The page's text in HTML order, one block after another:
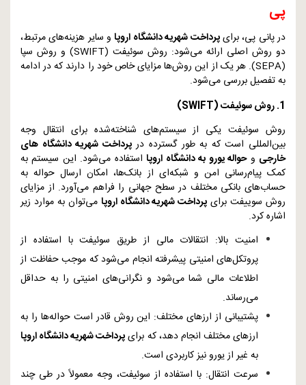
پی
در پانی پی، برایپرداخت شهریه دانشگاه اروپاو سایر هزینه‌های مرتبط،
دو روش اصلی ارائه می‌شود: روش سوئیفت (SWIFT) و روش سپا
(
SEPA). هر یک از این روش‌ها مزایای خاص خود را دارند که در ادامه
به تفصیل بررسی می‌شود.
1. روش سوئیفت (
SWIFT
)
روش سوئیفت یکی از سیستم‌های شناخته‌شده برای انتقال وجه
بین‌المللی است که به طور گسترده درپرداخت شهریه دانشگاه‌ های
خارجی وحواله یورو به دانشگاه اروپااستفاده می‌شود. این سیستم به
کمک پیام‌رسانی امن و شبکه‌ای از بانک‌ها، امکان ارسال حواله به
حساب‌های بانکی مختلف در سطح جهانی را فراهم می‌آورد. از مزایای
روش سوییفت برای پرداخت شهریه دانشگاه اروپا می‌توان به موارد زیر
اشاره کرد.
امنیت بالا: انتقالات مالی از طریق سوئیفت با استفاده از
پروتکل‌های امنیتی پیشرفته انجام می‌شود که موجب حفاظت از
اطلاعات مالی شما می‌شود و نگرانی‌های امنیتی را به حداقل
می‌رساند.
پشتیبانی از ارزهای مختلف: این روش قادر است حواله‌ها را به
ارزهای مختلف انجام دهد، که برایپرداخت شهریه دانشگاه اروپا
به غیر از یورو نیز کاربردی است.
سرعت انتقال: با استفاده از سوئیفت، وجه معمولاً در طی چند